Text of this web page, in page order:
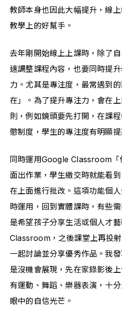
教師本身也因此大幅提升，線
教學上的好幫手。
去年剛開始線上上課時，除了
速調整課程內容，也要同時提
力。尤其是專注度，最常遇到
在」。為了提升專注力，會在
則，例如鏡頭要先打開，在課
懲制度，學生的專注度有明顯
同時運用Google Classroom
面出作業，學生繳交時就能看
在上面進行批改。這項功能個
時運用，回到實體課時，有些
是希望孩子分享生活或個人才
Classroom，之後課堂上再投
一起討論並分享優秀作品。我
是沒機會展現，先在家錄影後
有運動、舞蹈、樂器表演，十
眼中的自信光芒。